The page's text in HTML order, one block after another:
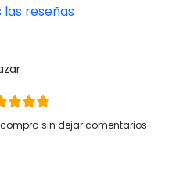
reseñas
sin dejar comentarios